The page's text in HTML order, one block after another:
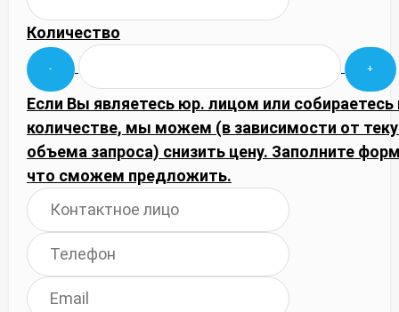
Количество
Если Вы являетесь юр. лицом или
количестве, мы можем (в зависимости от
объема запроса) снизить цену. Заполните
что сможем предложить.